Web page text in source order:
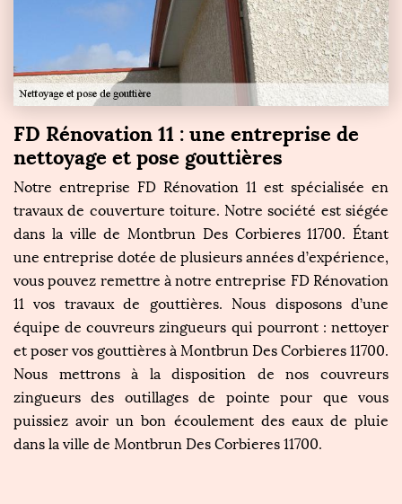
FD Rénovation 11 : une entreprise de
nettoyage et pose gouttières
Notre entreprise FD Rénovation 11 est spécialisée en
travaux de couverture toiture. Notre société est siégée
dans la ville de Montbrun Des Corbieres 11700. Étant
une entreprise dotée de plusieurs années d’expérience,
vous pouvez remettre à notre entreprise FD Rénovation
11 vos travaux de gouttières. Nous disposons d’une
équipe de couvreurs zingueurs qui pourront : nettoyer
et poser vos gouttières à Montbrun Des Corbieres 11700.
Nous mettrons à la disposition de nos couvreurs
zingueurs des outillages de pointe pour que vous
puissiez avoir un bon écoulement des eaux de pluie
dans la ville de Montbrun Des Corbieres 11700.